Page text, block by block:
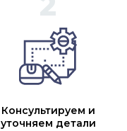
Консультируем и
уточняем детали